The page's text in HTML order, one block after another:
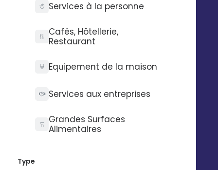
Services à la personne
Cafés, Hôtellerie,
Restaurant
Equipement de la maison
Services aux entreprises
Grandes Surfaces
Alimentaires
Type